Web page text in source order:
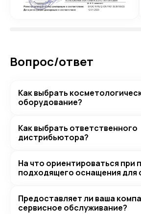
Вопрос/ответ
Как выбрать
оборудование?
Как выбрать ответственного
дистрибьютора?
На что ориентироваться при
подходящего оснащения для
Предоставляет ли ваша
сервисное обслуживание?